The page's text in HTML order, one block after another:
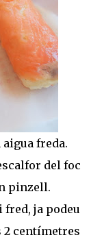
freda.
del foc
pinzell.
fred, ja podeu
centímetres